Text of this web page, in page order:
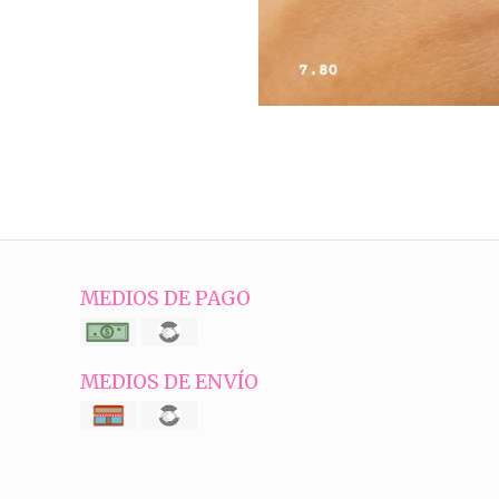
MEDIOS DE PAGO
MEDIOS DE ENVÍO